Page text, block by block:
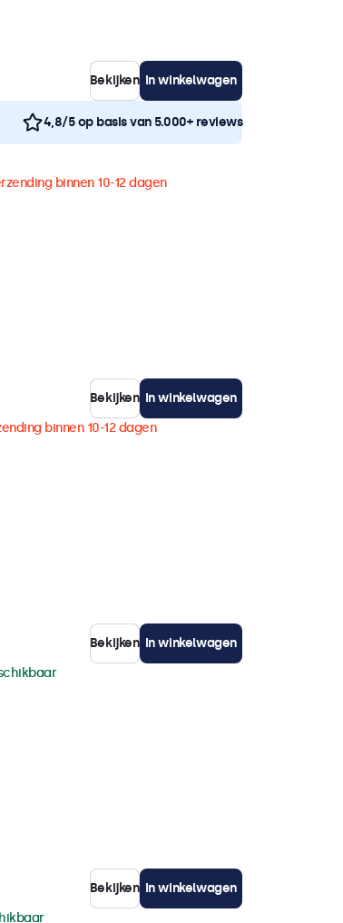
Bekijken In winkelwagen
4,8/5 op basis van 5.000+ reviews
binnen 10-12 dagen
Bekijken In winkelwagen
binnen 10-12 dagen
Bekijken In winkelwagen
Bekijken In winkelwagen